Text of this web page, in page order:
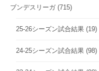
ブンデスリーガ (715)
25-26シーズン試合結果 (19)
24-25シーズン試合結果 (98)